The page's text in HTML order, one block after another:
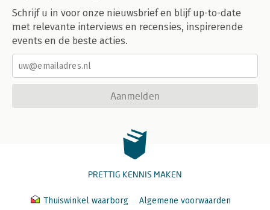
Schrijf u in voor onze nieuwsbrief en blijf up-to-date
met relevante interviews en recensies, inspirerende
events en de beste acties.
Aanmelden
PRETTIG KENNIS MAKEN
Thuiswinkel waarborg Algemene voorwaarden